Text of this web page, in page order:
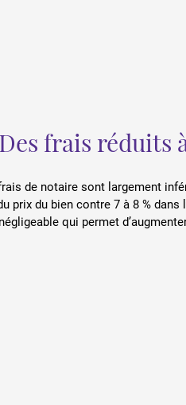
frais réduits
de notaire sont largement
prix du bien contre 7 à 8 % dans
qui permet